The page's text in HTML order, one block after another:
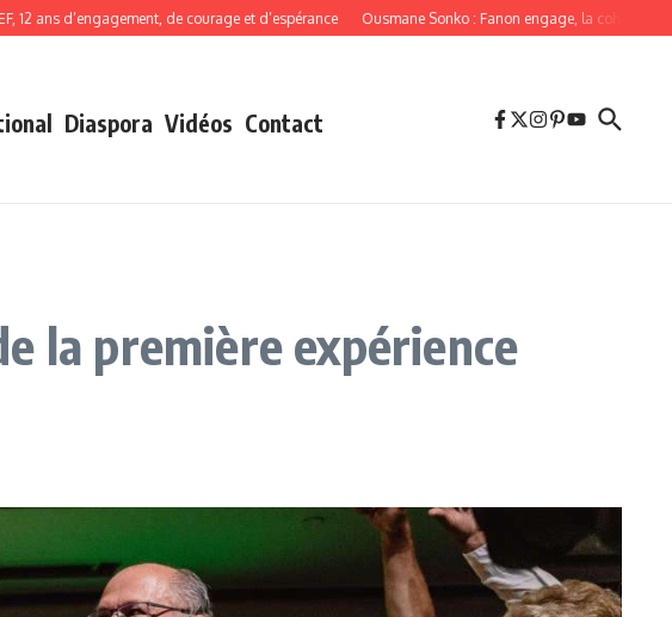
d’engagement, de courage et d’espérance Ousmane Sonko : Fanon engage, la cohérence oblige
Diaspora Vidéos Contact
la première expérience